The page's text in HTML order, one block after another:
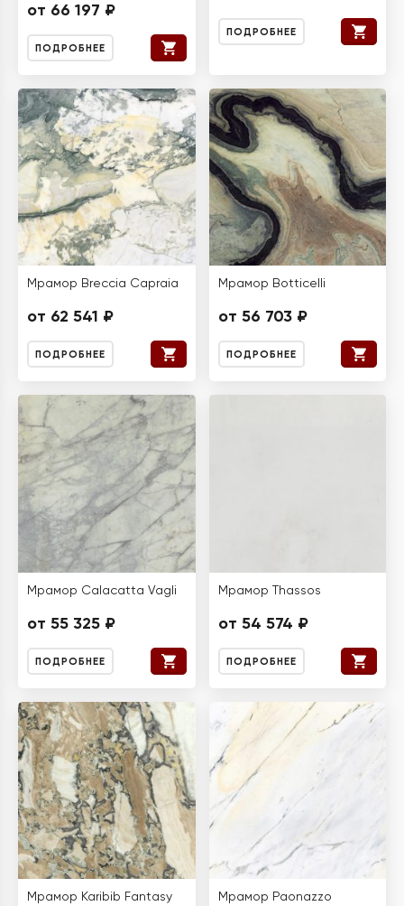
от 66 197 ₽
ПОДРОБНЕЕ
ПОДРОБНЕЕ
Мрамор Breccia Capraia
от 62 541 ₽
ПОДРОБНЕЕ
Мрамор Botticelli
от 56 703 ₽
ПОДРОБНЕЕ
Мрамор Calacatta Vagli
от 55 325 ₽
ПОДРОБНЕЕ
Мрамор Thassos
от 54 574 ₽
ПОДРОБНЕЕ
Мрамор Karibib Fantasy
Мрамор Paonazzo